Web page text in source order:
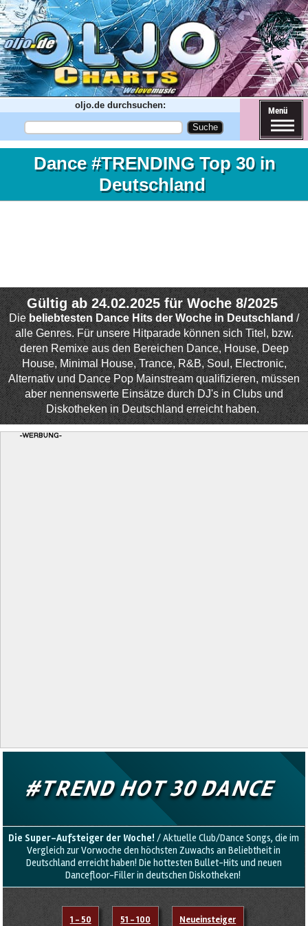
Menü
oljo.de durchsuchen:
Dance #TRENDING Top 30 in
Deutschland
Gültig ab 24.02.2025 für Woche 8/2025
Die beliebtesten Dance Hits der Woche in Deutschland /
alle Genres. Für unsere Hitparade können sich Titel, bzw.
deren Remixe aus den Bereichen Dance, House, Deep
House, Minimal House, Trance, R&B, Soul, Electronic,
Alternativ und Dance Pop Mainstream qualifizieren, müssen
aber nennenswerte Einsätze durch DJ's in Clubs und
Diskotheken in Deutschland erreicht haben.
#TREND HOT 30 DANCE
Die Super-Aufsteiger der Woche! / Aktuelle Club/Dance Songs, die im
Vergleich zur Vorwoche den höchsten Zuwachs an Beliebtheit in
Deutschland erreicht haben! Die hottesten Bullet-Hits und neuen
Dancefloor-Filler in deutschen Diskotheken!
1 - 50 51 - 100 Neueinsteiger